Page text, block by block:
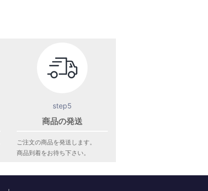
step5
商品の発送
ご注文の商品を発送します。
商品到着をお待ち下さい。